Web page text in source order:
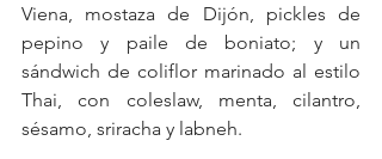
Viena, mostaza de Dijón, pickles de
pepino y paile de boniato; y un
sándwich de coliflor marinado al estilo
Thai, con coleslaw, menta, cilantro,
sésamo, sriracha y labneh.